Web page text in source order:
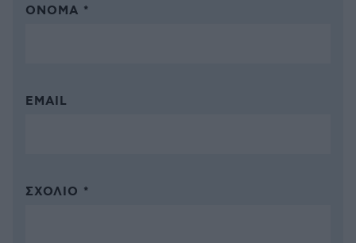
ΌΝΟΜΑ *
EMAIL
ΣΧΌΛΙΟ *